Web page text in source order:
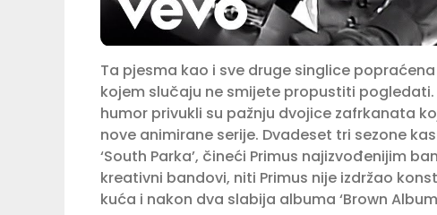
Ta pjesma kao i sve druge singlice
kojem slučaju ne smijete propustiti
humor privukli su pažnju dvojice zafrkanata
nove animirane serije. Dvadeset tri sezone
‘South Parka’, čineći Primus najizvođenijim
kreativni bandovi, niti Primus nije izdržao
kuća i nakon dva slabija albuma ‘Brown